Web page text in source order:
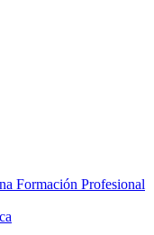
Formación Profesional